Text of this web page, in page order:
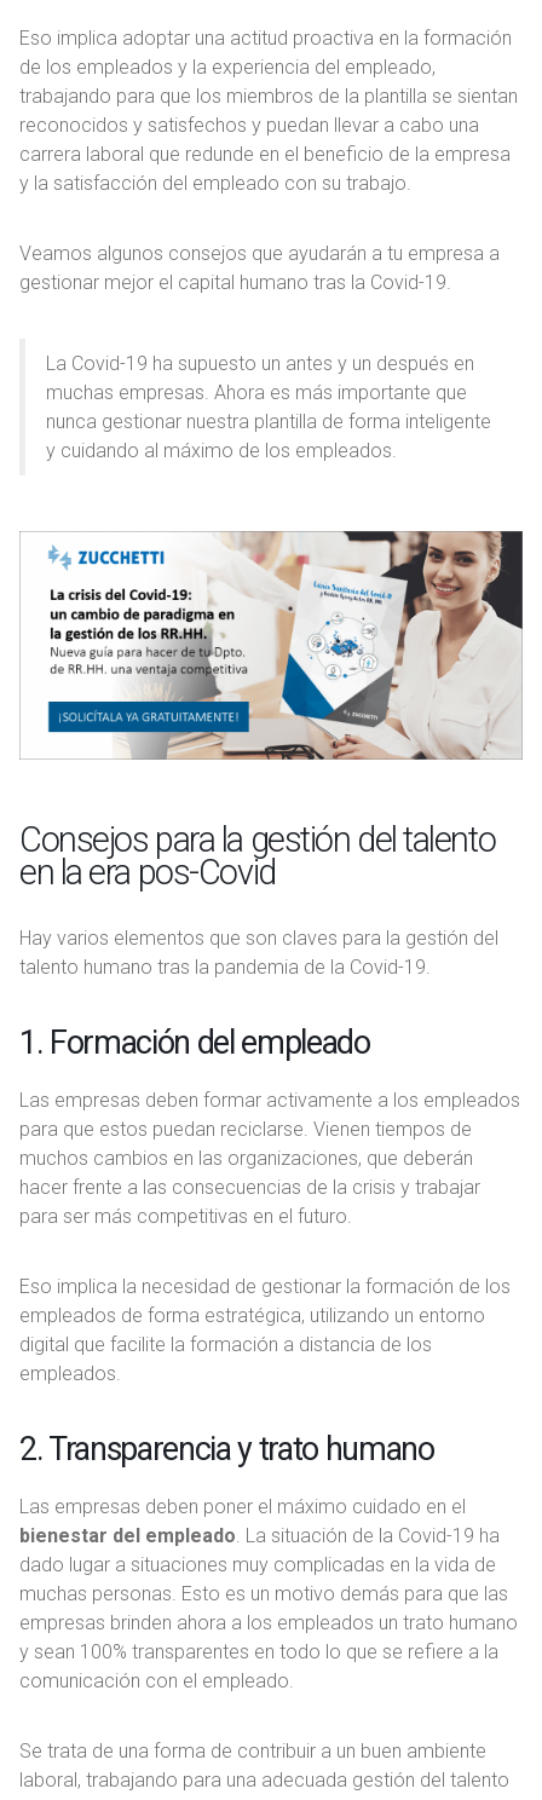
Eso implica adoptar una actitud proactiva en la formación
de los empleados y la experiencia del empleado,
trabajando para que los miembros de la plantilla se sientan
reconocidos y satisfechos y puedan llevar a cabo una
carrera laboral que redunde en el beneficio de la empresa
y la satisfacción del empleado con su trabajo.
Veamos algunos consejos que ayudarán a tu empresa a
gestionar mejor el capital humano tras la Covid-19.
La Covid-19 ha supuesto un antes y un después en
muchas empresas. Ahora es más importante que
nunca gestionar nuestra plantilla de forma inteligente
y cuidando al máximo de los empleados.
Consejos para la gestión del talento
en la era pos-Covid
Hay varios elementos que son claves para la gestión del
talento humano tras la pandemia de la Covid-19.
1. Formación del empleado
Las empresas deben formar activamente a los empleados
para que estos puedan reciclarse. Vienen tiempos de
muchos cambios en las organizaciones, que deberán
hacer frente a las consecuencias de la crisis y trabajar
para ser más competitivas en el futuro.
Eso implica la necesidad de gestionar la formación de los
empleados de forma estratégica, utilizando un entorno
digital que facilite la formación a distancia de los
empleados.
2. Transparencia y trato humano
Las empresas deben poner el máximo cuidado en el
bienestar del empleado. La situación de la Covid-19 ha
dado lugar a situaciones muy complicadas en la vida de
muchas personas. Esto es un motivo demás para que las
empresas brinden ahora a los empleados un trato humano
y sean 100% transparentes en todo lo que se refiere a la
comunicación con el empleado.
Se trata de una forma de contribuir a un buen ambiente
laboral, trabajando para una adecuada gestión del talento